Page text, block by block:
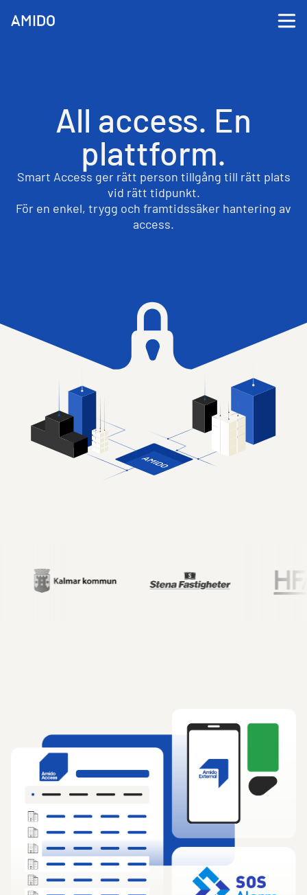
All access. En
plattform.
Smart Access ger rätt person tillgång till rätt plats
vid rätt tidpunkt.
För en enkel, trygg och framtidssäker hantering av
access.